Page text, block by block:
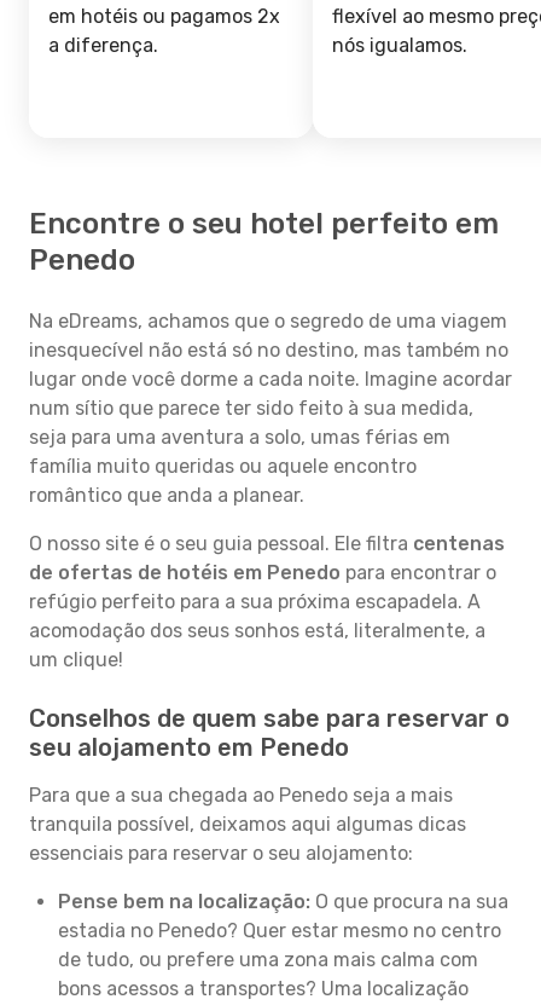
em hotéis ou pagamos 2x
a diferença.
flexível ao mesmo
nós igualamos.
Encontre o seu hotel perfeito em
Penedo
Na eDreams, achamos que o segredo de uma viagem
inesquecível não está só no destino, mas também no
lugar onde você dorme a cada noite. Imagine acordar
num sítio que parece ter sido feito à sua medida,
seja para uma aventura a solo, umas férias em
família muito queridas ou aquele encontro
romântico que anda a planear.
O nosso site é o seu guia pessoal. Ele filtra centenas
de ofertas de hotéis em Penedo para encontrar o
refúgio perfeito para a sua próxima escapadela. A
acomodação dos seus sonhos está, literalmente, a
um clique!
Conselhos de quem sabe para reservar o
seu alojamento em Penedo
Para que a sua chegada ao Penedo seja a mais
tranquila possível, deixamos aqui algumas dicas
essenciais para reservar o seu alojamento:
Pense bem na localização: O que procura na sua
estadia no Penedo? Quer estar mesmo no centro
de tudo, ou prefere uma zona mais calma com
bons acessos a transportes? Uma localização